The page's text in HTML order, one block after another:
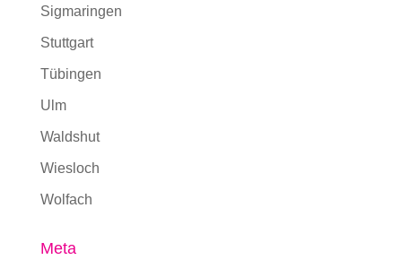
Sigmaringen
Stuttgart
Tübingen
Ulm
Waldshut
Wiesloch
Wolfach
Meta